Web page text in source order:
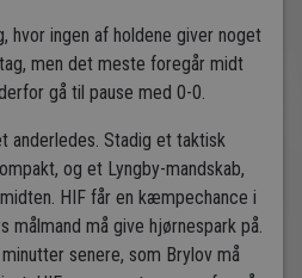
hvor ingen af holdene giver noget
men det meste foregår midt
gå til pause med 0-0.
anderledes. Stadig et taktisk
og et Lyngby-mandskab,
HIF får en kæmpechance i
målmand må give hjørnespark på.
senere, som Brylov må